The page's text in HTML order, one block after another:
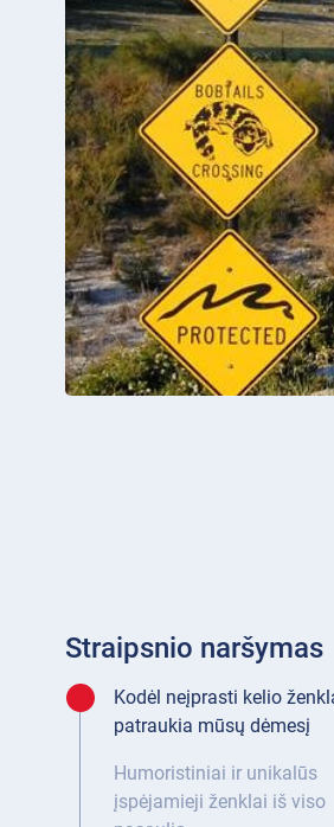
Straipsnio naršymas
Kodėl neįprasti kelio
patraukia mūsų dėmesį
Humoristiniai ir unikalūs
įspėjamieji ženklai iš viso